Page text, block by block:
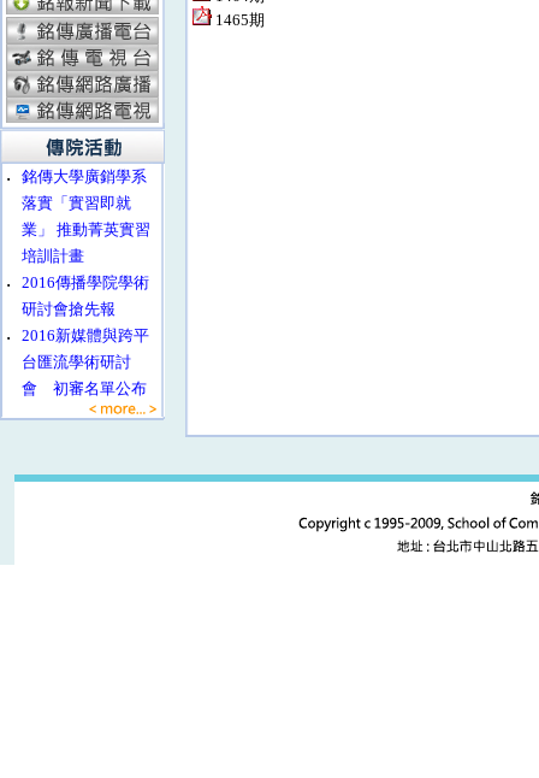
‧
銘傳大學廣銷學系
落實「實習即就
業」 推動菁英實習
培訓計畫
‧
2016傳播學院學術
研討會搶先報
‧
2016新媒體與跨平
台匯流學術研討
會 初審名單公布
1465期